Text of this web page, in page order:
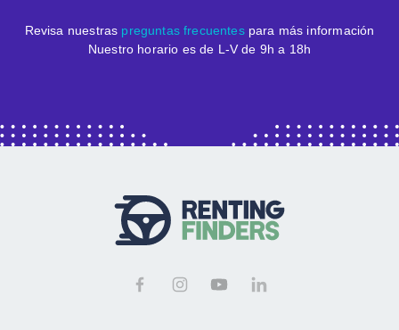
Revisa nuestras preguntas frecuentespara más información
Nuestro horario es de L-V de 9h a 18h